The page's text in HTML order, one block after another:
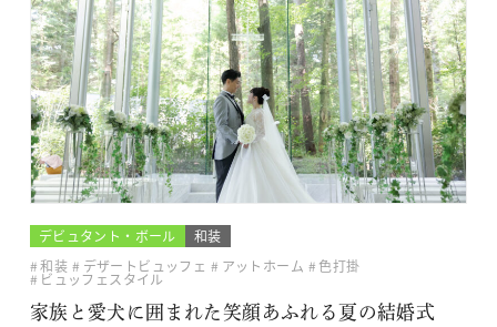
デビュタント・ボール
和装
和装
デザートビュッフェ アットホーム 色打掛
ビュッフェスタイル
家族と愛犬に囲まれた笑顔あふれる夏の結婚式